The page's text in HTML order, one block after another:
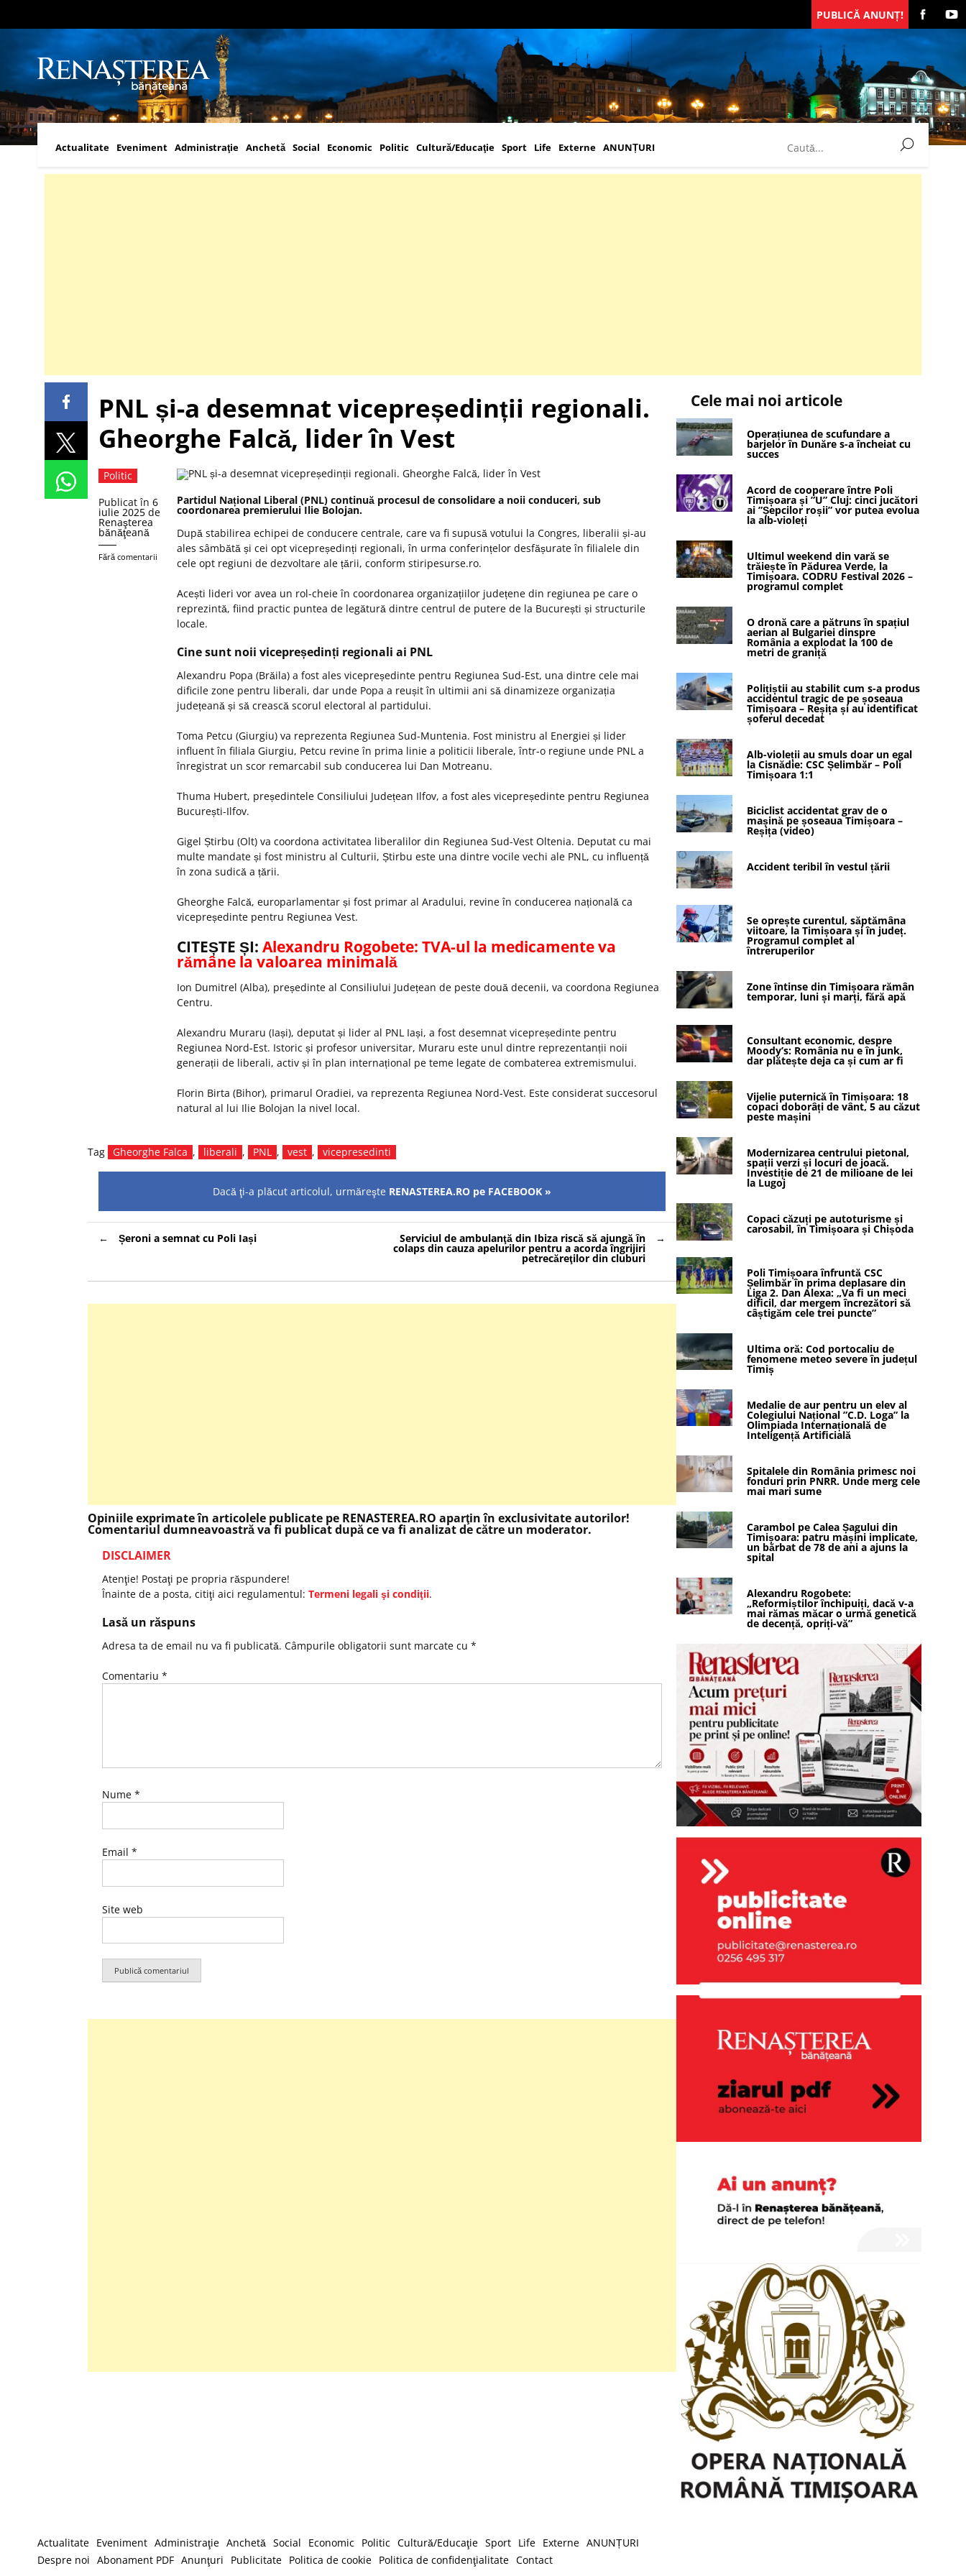
PUBLICĂ ANUNȚ!
Actualitate Eveniment Administraţie Anchetă Social Economic Politic Cultură/Educaţie Sport Life Externe ANUNȚURI
PNL și-a desemnat vicepreședinții regionali.
Gheorghe Falcă, lider în Vest
Politic
Publicat în 6
iulie 2025 de
Renaşterea
bănăţeană
Fără comentarii
Partidul Național Liberal (PNL) continuă procesul de consolidare a noii conduceri, sub
coordonarea premierului Ilie Bolojan.
După stabilirea echipei de conducere centrale, care va fi supusă votului la Congres, liberalii și-au
ales sâmbătă și cei opt vicepreședinți regionali,în urma conferințelor desfășurateîn filialele din
cele opt regiuni de dezvoltare ale țării, conform stiripesurse.ro.
Acești lideri vor avea un rol-cheieîn coordonarea organizațiilor județene din regiunea pe care o
reprezintă, fiind practic puntea de legătură dintre centrul de putere de la București și structurile
locale.
Cine sunt noii vicepreședinți regionali ai PNL
Alexandru Popa (Brăila) a fost ales vicepreședinte pentru Regiunea Sud-Est, una dintre cele mai
dificile zone pentru liberali, dar unde Popa a reușitîn ultimii ani să dinamizeze organizația
județeană și să crească scorul electoral al partidului.
Toma Petcu (Giurgiu) va reprezenta Regiunea Sud-Muntenia. Fost ministru al Energiei și lider
influentîn filiala Giurgiu, Petcu revine în prima linie a politicii liberale,într-o regiune unde PNL a
înregistrat un scor remarcabil sub conducerea lui Dan Motreanu.
Thuma Hubert, președintele Consiliului Județean Ilfov, a fost ales vicepreședinte pentru Regiunea
București-Ilfov.
Gigel Știrbu (Olt) va coordona activitatea liberalilor din Regiunea Sud-Vest Oltenia. Deputat cu mai
multe mandate și fost ministru al Culturii, Știrbu este una dintre vocile vechi ale PNL, cu influență
în zona sudică a țării.
Gheorghe Falcă, europarlamentar și fost primar al Aradului, revineîn conducerea națională ca
vicepreședinte pentru Regiunea Vest.
CITEȘTE ȘI: Alexandru Rogobete: TVA-ul la medicamente va
rămâne la valoarea minimală
Ion Dumitrel (Alba), președinte al Consiliului Județean de peste două decenii, va coordona Regiunea
Centru.
Alexandru Muraru (Iași), deputat și lider al PNL Iași, a fost desemnat vicepreședinte pentru
Regiunea Nord-Est. Istoric și profesor universitar, Muraru este unul dintre reprezentanții noii
generații de liberali, activ șiîn plan internațional pe teme legate de combaterea extremismului.
Florin Birta (Bihor), primarul Oradiei, va reprezenta Regiunea Nord-Vest. Este considerat succesorul
natural al lui Ilie Bolojan la nivel local.
Tag Gheorghe Falca , liberali , PNL , vest , vicepresedinti
Dacă ţi-a plăcut articolul, urmăreşte RENASTEREA.RO pe FACEBOOK »
Navigare
în Șeroni a semnat cu Poli Iași Serviciul de ambulanţă din Ibiza riscă să ajungă în
colaps din cauza apelurilor pentru a acorda îngrijiri
petrecăreţilor din cluburi
Opiniile exprimate în articolele publicate pe RENASTEREA.RO aparţin în exclusivitate autorilor!
Comentariul dumneavoastră va fi publicat după ce va fi analizat de către un moderator.
DISCLAIMER
Atenţie! Postaţi pe propria răspundere!
Înainte de a posta, citiţi aici regulamentul: Termeni legali şi condiţii.
Lasă un răspuns
Adresa ta de email nu va fi publicată. Câmpurile obligatorii sunt marcate cu *
Comentariu *
Nume *
Email *
Site web
Cele mai noi articole
Operațiunea de scufundare a
barjelor în Dunăre s-a încheiat cu
succes
Acord de cooperare între Poli
Timișoara și ”U” Cluj: cinci jucători
ai ”Șepcilor roșii” vor putea evolua
la alb-violeți
Ultimul weekend din vară se
trăiește în Pădurea Verde, la
Timișoara. CODRU Festival 2026 –
programul complet
O dronă care a pătruns în spațiul
aerian al Bulgariei dinspre
România a explodat la 100 de
metri de graniță
Polițiștii au stabilit cum s-a produs
accidentul tragic de pe șoseaua
Timișoara – Reșița și au identificat
șoferul decedat
Alb-violeții au smuls doar un egal
la Cisnădie: CSC Șelimbăr – Poli
Timișoara 1:1
Biciclist accidentat grav de o
mașină pe șoseaua Timișoara –
Reșița (video)
Accident teribil în vestul țării
Se oprește curentul, săptămâna
viitoare, la Timișoara și în județ.
Programul complet al
întreruperilor
Zone întinse din Timișoara rămân
temporar, luni și marți, fără apă
Consultant economic, despre
Moody’s: România nu e în junk,
dar plătește deja ca și cum ar fi
Vijelie puternică în Timișoara: 18
copaci doborâți de vânt, 5 au căzut
peste mașini
Modernizarea centrului pietonal,
spații verzi și locuri de joacă.
Investiție de 21 de milioane de lei
la Lugoj
Copaci căzuți pe autoturisme și
carosabil, în Timișoara și Chișoda
Poli Timișoara înfruntă CSC
Șelimbăr în prima deplasare din
Liga 2. Dan Alexa: „Va fi un meci
dificil, dar mergem încrezători să
câștigăm cele trei puncte”
Ultima oră: Cod portocaliu de
fenomene meteo severe în județul
Timiș
Medalie de aur pentru un elev al
Colegiului Național ”C.D. Loga” la
Olimpiada Internațională de
Inteligență Artificială
Spitalele din România primesc noi
fonduri prin PNRR. Unde merg cele
mai mari sume
Carambol pe Calea Șagului din
Timișoara: patru mașini implicate,
un bărbat de 78 de ani a ajuns la
spital
Alexandru Rogobete:
„Reformiștilor închipuiți, dacă v-a
mai rămas măcar o urmă genetică
de decență, opriți-vă”
Actualitate Eveniment Administraţie Anchetă Social Economic Politic Cultură/Educaţie Sport Life Externe ANUNȚURI
Despre noi Abonament PDF Anunţuri Publicitate Politica de cookie Politica de confidenţialitate Contact